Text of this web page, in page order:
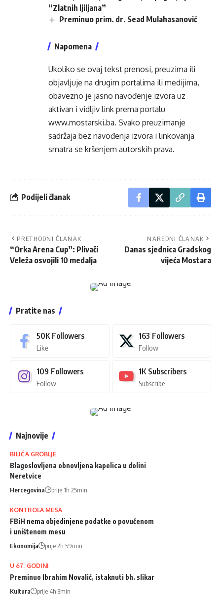
“Zlatnih ljiljana”
Preminuo prim. dr. Sead Mulahasanović
Napomena
Ukoliko se ovaj tekst prenosi, preuzima ili
objavljuje na drugim portalima ili medijima,
obavezno je jasno navođenje izvora uz
aktivan i vidljiv link prema portalu
www.mostarski.ba. Svako preuzimanje
sadržaja bez navođenja izvora i linkovanja
smatra se kršenjem autorskih prava.
Podijeli članak
PRETHODNI ČLANAK
“Orka Arena Cup”: Plivači
Veleža osvojili 10 medalja
NAREDNI ČLANAK
Danas sjednica Gradskog
vijeća Mostara
Pratite nas
50K Followers
Like
163 Followers
Follow
109 Followers
Follow
1K Subscribers
Subscribe
Najnovije
BILIĆA GROBLJE
Blagoslovljena obnovljena kapelica u dolini
Neretvice
Hercegovina prije 1h 25min
KONTROLA MESA
FBiH nema objedinjene podatke o povučenom
i uništenom mesu
Ekonomija prije 2h 59min
U 67. GODINI
Preminuo Ibrahim Novalić, istaknuti bh. slikar
Kultura prije 4h 3min